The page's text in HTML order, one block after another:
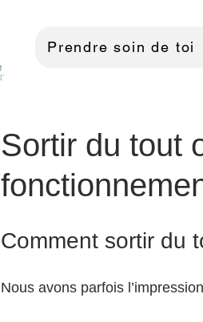
Prendre soin de toi
Sortir du tout
Comment sortir du
Nous avons parfois